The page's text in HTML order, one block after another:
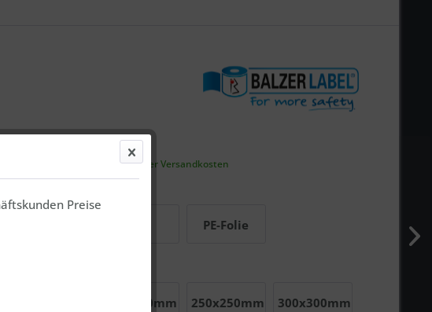
ab 0,75 € *
ausgewiesener Versandkosten
PE-Folie
100x100mm 250x250mm 300x300mm
Preise